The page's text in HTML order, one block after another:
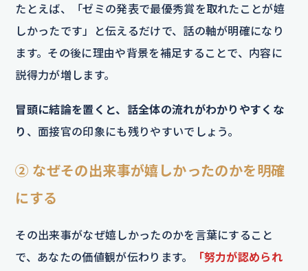
たとえば、「ゼミの発表で最優秀賞を取れたことが嬉
しかったです」と伝えるだけで、話の軸が明確になり
ます。その後に理由や背景を補足することで、内容に
説得力が増します。
冒頭に結論を置くと、話全体の流れがわかりやすくな
り 、面接官の印象にも残りやすいでしょう。
② なぜその出来事が嬉しかったのかを明確
にする
その出来事がなぜ嬉しかったのかを言葉にすること
で、あなたの価値観が伝わります。
「努力が認められ